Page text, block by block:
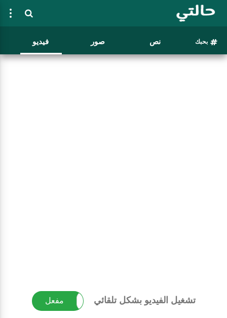
بحبك نص صور فيديو
تشغيل الفيديو بشكل تلقائي مفعل غير مفعل